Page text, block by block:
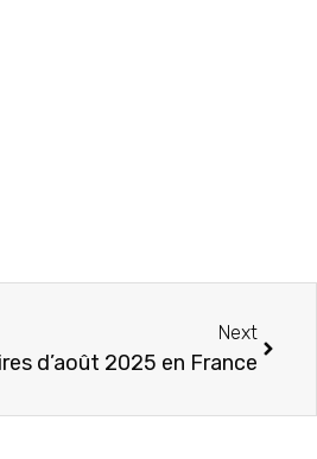
Next
d’août 2025 en France